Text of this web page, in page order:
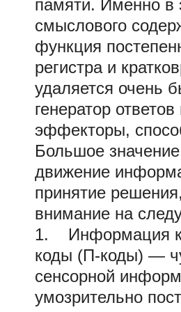
памяти. Именно в
смыслового
функция
регистра и
удаляется очень
генератор
эффекторы,
Большое
движение
принятие
внимание на
1. Информация
коды (П-коды) —
сенсорной
умозрительно